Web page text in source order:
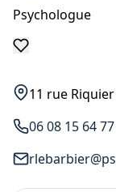
Psychologue
11 rue
06 08 15 64 77